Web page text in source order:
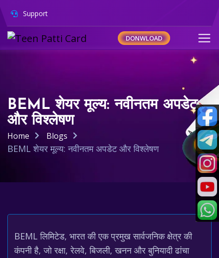
Support
DONWLOAD
BEML शेयर मूल्य: नवीनतम अपडेट
और विश्लेषण
Home Blogs
BEML शेयर मूल्य: नवीनतम अपडेट और विश्लेषण
BEML लिमिटेड, भारत की एक प्रमुख सार्वजनिक क्षेत्र की
कंपनी है, जो रक्षा, रेलवे, बिजली, खनन और बुनियादी ढांचा